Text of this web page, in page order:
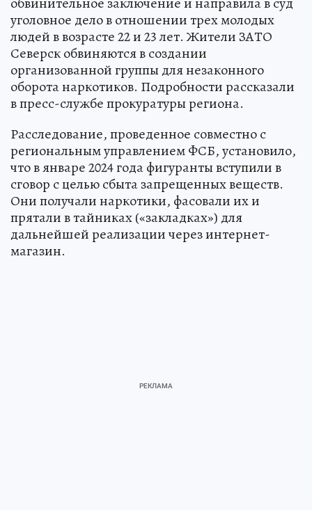
уголовное дело в отношении трех молодых
людей в возрасте 22 и 23 лет. Жители ЗАТО
Северск обвиняются в создании
организованной группы для незаконного
оборота наркотиков. Подробности рассказали
в пресс-службе прокуратуры региона.
Расследование, проведенное совместно с
региональным управлением ФСБ, установило,
что в январе 2024 года фигуранты вступили в
сговор с целью сбыта запрещенных веществ.
Они получали наркотики, фасовали их и
прятали в тайниках («закладках») для
дальнейшей реализации через интернет-
магазин.